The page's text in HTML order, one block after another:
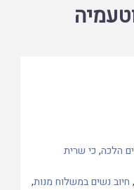
הלכה, כי שרית
חיוב נשים במשלוח מנות,